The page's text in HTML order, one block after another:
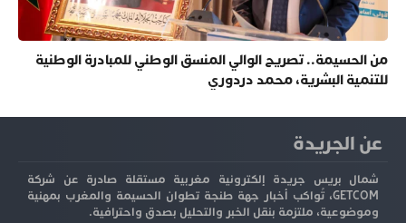
من الحسيمة.. تصريح الوالي المنسق الوطني للمبادرة الوطنية
للتنمية البشرية، محمد دردوري
عن الجريدة
شمال بريس جريدة إلكترونية مغربية مستقلة صادرة عن شركة
GETCOM، تُواكب أخبار جهة طنجة تطوان الحسيمة والمغرب بمهنية
وموضوعية، ملتزمة بنقل الخبر والتحليل بصدق واحترافية.